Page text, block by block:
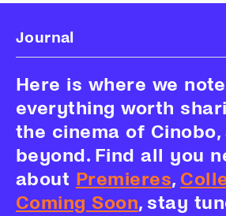
Journal
Here is where we
everything worth
the cinema of Cinobo,
beyond. Find all you
about Premieres,
Coming Soon, stay